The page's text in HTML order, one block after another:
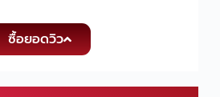
ซื้อยอดวิว